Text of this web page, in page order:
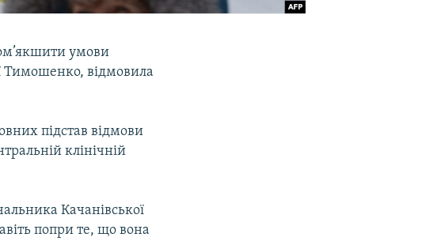
умови
Тимошенко, відмовила
підстав відмови
клінічній
Качанівської
попри те, що вона